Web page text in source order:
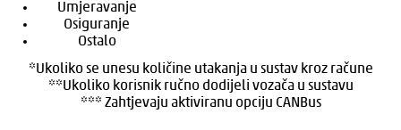
Umjeravanje
Osiguranje
Ostalo
*Ukoliko se unesu količine utakanja u sustav kroz račune
**Ukoliko korisnik ručno dodijeli vozača u sustavu
*** Zahtjevaju aktiviranu opciju CANBus